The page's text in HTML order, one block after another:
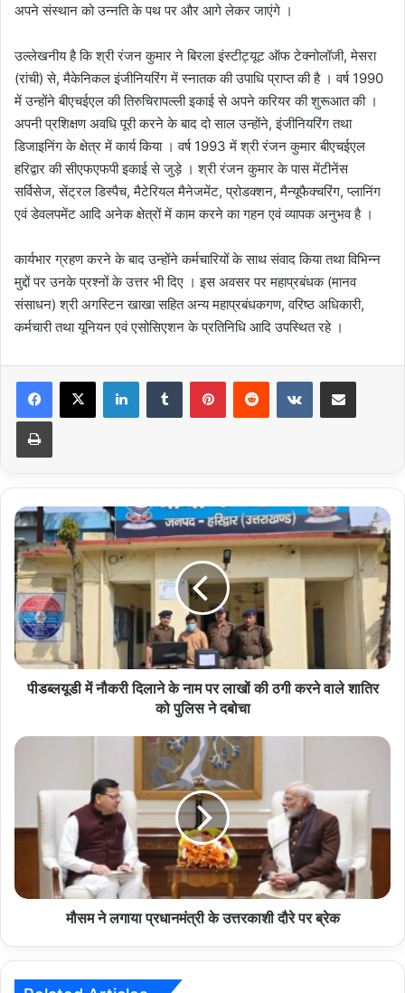
अपने संस्थान को उन्नति के पथ पर और आगे लेकर जाएंगे ।
उल्लेखनीय है कि श्री रंजन कुमार ने बिरला इंस्टीट्यूट ऑफ टेक्नोलॉजी, मेसरा
(रांची) से, मैकेनिकल इंजीनियरिंग में स्नातक की उपाधि प्राप्त की है । वर्ष 1990
में उन्होंने बीएचईएल की तिरुचिरापल्ली इकाई से अपने करियर की शुरूआत की ।
अपनी प्रशिक्षण अवधि पूरी करने के बाद दो साल उन्होंने, इंजीनियरिंग तथा
डिजाइनिंग के क्षेत्र में कार्य किया । वर्ष 1993 में श्री रंजन कुमार बीएचईएल
हरिद्वार की सीएफएफपी इकाई से जुड़े । श्री रंजन कुमार के पास मेंटीनेंस
सर्विसेज, सेंट्रल डिस्पैच, मैटेरियल मैनेजमेंट, प्रोडक्शन, मैन्यूफैक्चरिंग, प्लानिंग
एवं डेवलपमेंट आदि अनेक क्षेत्रों में काम करने का गहन एवं व्यापक अनुभव है ।
कार्यभार ग्रहण करने के बाद उन्होंने कर्मचारियों के साथ संवाद किया तथा विभिन्न
मुद्दों पर उनके प्रश्नों के उत्तर भी दिए । इस अवसर पर महाप्रबंधक (मानव
संसाधन) श्री अगस्टिन खाखा सहित अन्य महाप्रबंधकगण, वरिष्ठ अधिकारी,
कर्मचारी तथा यूनियन एवं एसोसिएशन के प्रतिनिधि आदि उपस्थित रहे ।
LinkedInTumblr PinterestReddit VKontakteShare via Email
Print
पीडब्लयूडी
में
नौकरी
दिलाने
के
नाम
पर
लाखों
की
ठगी
शातिर
पीडब्लयूडी में नौकरी दिलाने के नाम पर लाखों की ठगी करने वाले शातिर
को पुलिस ने दबोचा
मौसम
प्रधानमंत्री
उत्तरकाशी
ब्रेक
मौसम ने लगाया प्रधानमंत्री के उत्तरकाशी दौरे पर ब्रेक